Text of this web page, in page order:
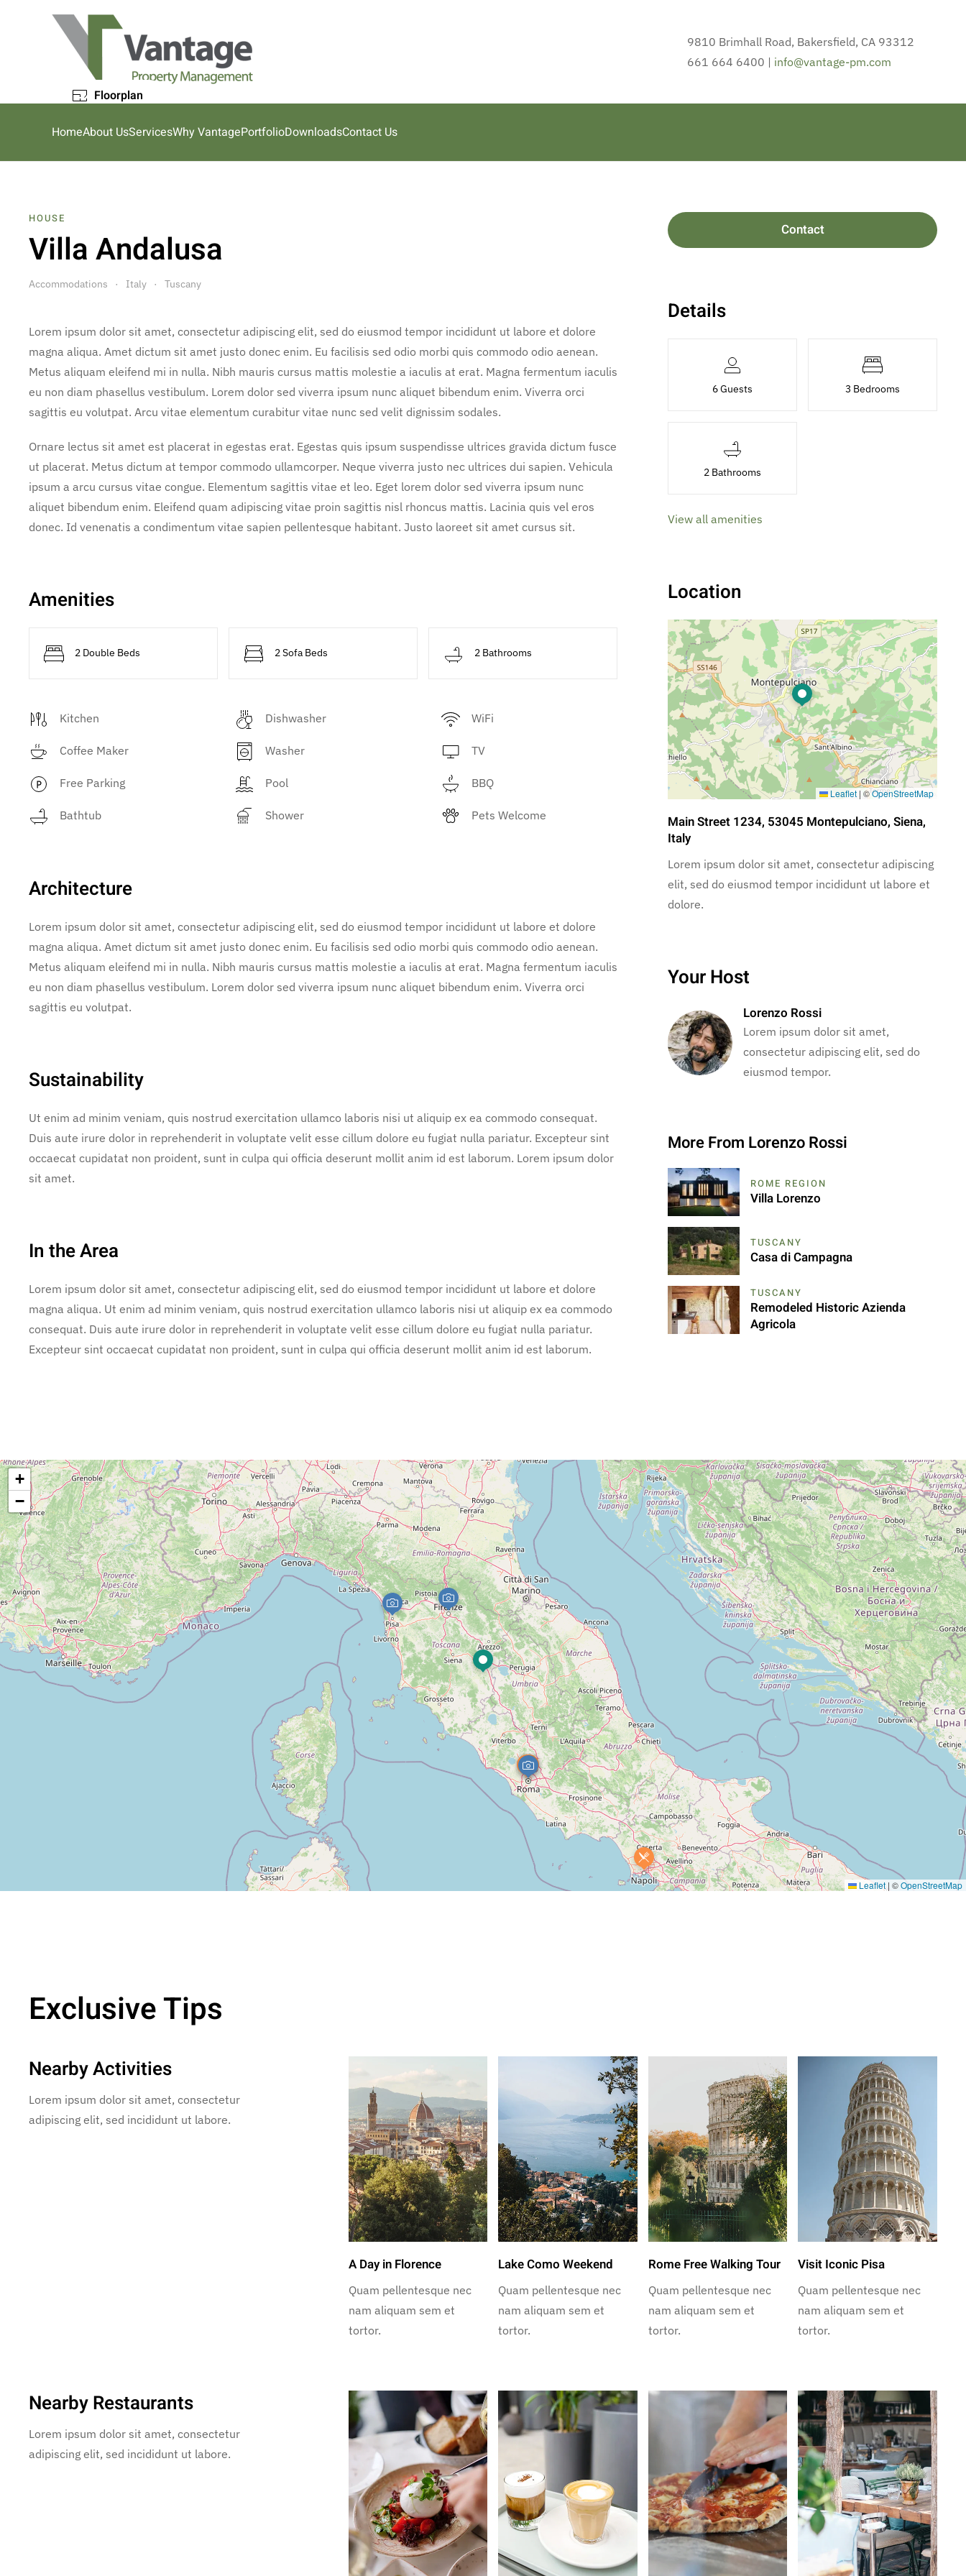
Skip to main content
9810 Brimhall Road, Bakersfield, CA 93312
661 664 6400 | info@vantage-pm.com
HomeAbout UsServicesWhy VantagePortfolioDownloadsContact Us
Floorplan
HOUSE
Villa Andalusa
Accommodations Italy Tuscany
Lorem ipsum dolor sit amet, consectetur adipiscing elit, sed do eiusmod tempor incididunt ut labore et dolore
magna aliqua. Amet dictum sit amet justo donec enim. Eu facilisis sed odio morbi quis commodo odio aenean.
Metus aliquam eleifend mi in nulla. Nibh mauris cursus mattis molestie a iaculis at erat. Magna fermentum iaculis
eu non diam phasellus vestibulum. Lorem dolor sed viverra ipsum nunc aliquet bibendum enim. Viverra orci
sagittis eu volutpat. Arcu vitae elementum curabitur vitae nunc sed velit dignissim sodales.
Ornare lectus sit amet est placerat in egestas erat. Egestas quis ipsum suspendisse ultrices gravida dictum fusce
ut placerat. Metus dictum at tempor commodo ullamcorper. Neque viverra justo nec ultrices dui sapien. Vehicula
ipsum a arcu cursus vitae congue. Elementum sagittis vitae et leo. Eget lorem dolor sed viverra ipsum nunc
aliquet bibendum enim. Eleifend quam adipiscing vitae proin sagittis nisl rhoncus mattis. Lacinia quis vel eros
donec. Id venenatis a condimentum vitae sapien pellentesque habitant. Justo laoreet sit amet cursus sit.
Amenities
2 Double Beds 2 Sofa Beds 2 Bathrooms
Kitchen Dishwasher WiFi
Coffee Maker Washer TV
Free Parking Pool BBQ
Bathtub Shower Pets Welcome
Architecture
Lorem ipsum dolor sit amet, consectetur adipiscing elit, sed do eiusmod tempor incididunt ut labore et dolore
magna aliqua. Amet dictum sit amet justo donec enim. Eu facilisis sed odio morbi quis commodo odio aenean.
Metus aliquam eleifend mi in nulla. Nibh mauris cursus mattis molestie a iaculis at erat. Magna fermentum iaculis
eu non diam phasellus vestibulum. Lorem dolor sed viverra ipsum nunc aliquet bibendum enim. Viverra orci
sagittis eu volutpat.
Sustainability
Ut enim ad minim veniam, quis nostrud exercitation ullamco laboris nisi ut aliquip ex ea commodo consequat.
Duis aute irure dolor in reprehenderit in voluptate velit esse cillum dolore eu fugiat nulla pariatur. Excepteur sint
occaecat cupidatat non proident, sunt in culpa qui officia deserunt mollit anim id est laborum. Lorem ipsum dolor
sit amet.
In the Area
Lorem ipsum dolor sit amet, consectetur adipiscing elit, sed do eiusmod tempor incididunt ut labore et dolore
magna aliqua. Ut enim ad minim veniam, quis nostrud exercitation ullamco laboris nisi ut aliquip ex ea commodo
consequat. Duis aute irure dolor in reprehenderit in voluptate velit esse cillum dolore eu fugiat nulla pariatur.
Excepteur sint occaecat cupidatat non proident, sunt in culpa qui officia deserunt mollit anim id est laborum.
Contact
Details
6 Guests 3 Bedrooms
2 Bathrooms
View all amenities
Location
Leaflet | ©OpenStreetMap
Main Street 1234, 53045 Montepulciano, Siena,
Italy
Lorem ipsum dolor sit amet, consectetur adipiscing
elit, sed do eiusmod tempor incididunt ut labore et
dolore.
Your Host
Lorenzo Rossi
Lorem ipsum dolor sit amet,
consectetur adipiscing elit, sed do
eiusmod tempor.
More From Lorenzo Rossi
ROME REGION
Villa Lorenzo
TUSCANY
Casa di Campagna
TUSCANY
Remodeled Historic Azienda
Agricola
+
−
Leaflet | ©OpenStreetMap
Exclusive Tips
Nearby Activities
Lorem ipsum dolor sit amet, consectetur
adipiscing elit, sed incididunt ut labore.
A Day in Florence
Quam pellentesque nec
nam aliquam sem et
tortor.
Lake Como Weekend
Quam pellentesque nec
nam aliquam sem et
tortor.
Rome Free Walking Tour
Quam pellentesque nec
nam aliquam sem et
tortor.
Visit Iconic Pisa
Quam pellentesque nec
nam aliquam sem et
tortor.
Nearby Restaurants
Lorem ipsum dolor sit amet, consectetur
adipiscing elit, sed incididunt ut labore.